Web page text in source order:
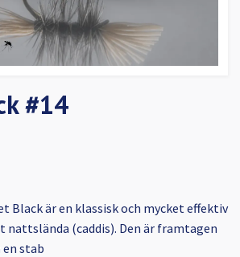
#14
Black är en klassisk och mycket effektiv
nattslända (caddis). Den är framtagen
stab